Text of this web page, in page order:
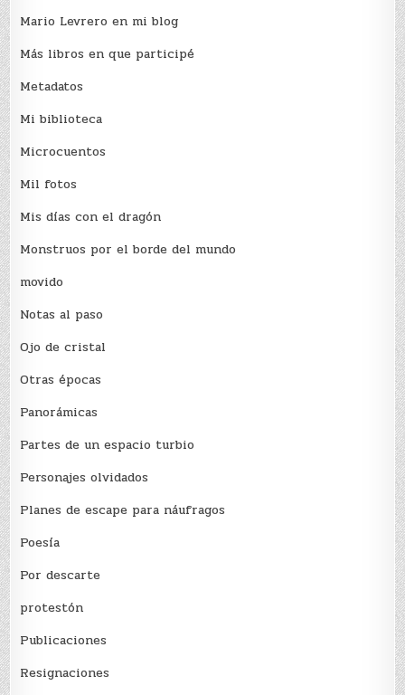
Mario Levrero en mi blog
Más libros en que participé
Metadatos
Mi biblioteca
Microcuentos
Mil fotos
Mis días con el dragón
Monstruos por el borde del mundo
movido
Notas al paso
Ojo de cristal
Otras épocas
Panorámicas
Partes de un espacio turbio
Personajes olvidados
Planes de escape para náufragos
Poesía
Por descarte
protestón
Publicaciones
Resignaciones